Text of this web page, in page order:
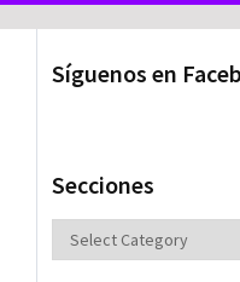
Síguenos en
Secciones
Secciones